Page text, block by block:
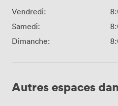
Vendredi:
Samedi:
Dimanche:
Autres espaces